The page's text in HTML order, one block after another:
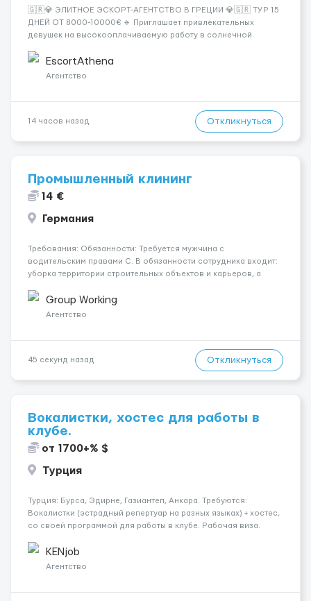
🇬🇷💎 ЭЛИТНОЕ ЭСКОРТ-АГЕНТСТВО В ГРЕЦИИ 💎🇬🇷 ТУР 15
ДНЕЙ ОТ 8000-10000€ 🔹 Приглашает привлекательных
девушек на высокооплачиваемую работу в солнечной
хорошие деньги 💶 — это предложение для тебя! 🔹
Требования: ✔️ Возраст от ...
EscortAthena
Агентство
14 часов назад Откликнуться
Промышленный клининг
14 €
Германия
Требования: Обязанности: Требуется мужчина с
водительским правами С. В обязанности сотрудника входит:
уборка территории строительных объектов и карьеров, а
точку В (на территории объекта) Где работать? Страна:
Германия Город...
Group Working
Агентство
45 секунд назад Откликнуться
Вокалистки, хостес для работы в
клубе.
от 1700+% $
Турция
Турция: Бурса, Эдирне, Газиантеп, Анкара. Требуются:
Вокалистки (эстрадный репертуар на разных языках) + хостеc,
со своей программой для работы в клубе. Рабочая виза.
одного до трех месяцев. Мед. страховка. Высокая зарплат...
KENjob
Агентство